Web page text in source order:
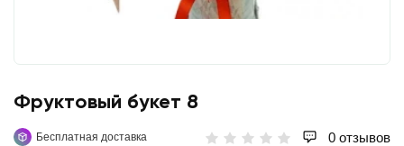
Фруктовый букет 8
Бесплатная доставка 0 отзывов